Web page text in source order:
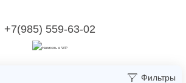
+7(985) 559-63-02
Фильтры